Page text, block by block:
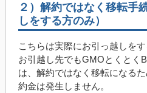
２）解約ではなく移転手
しをする方のみ）
こちらは実際にお引っ越しを
お引越し先でもGMOとくとく
は、解約ではなく移転になる
約金は発生しません。